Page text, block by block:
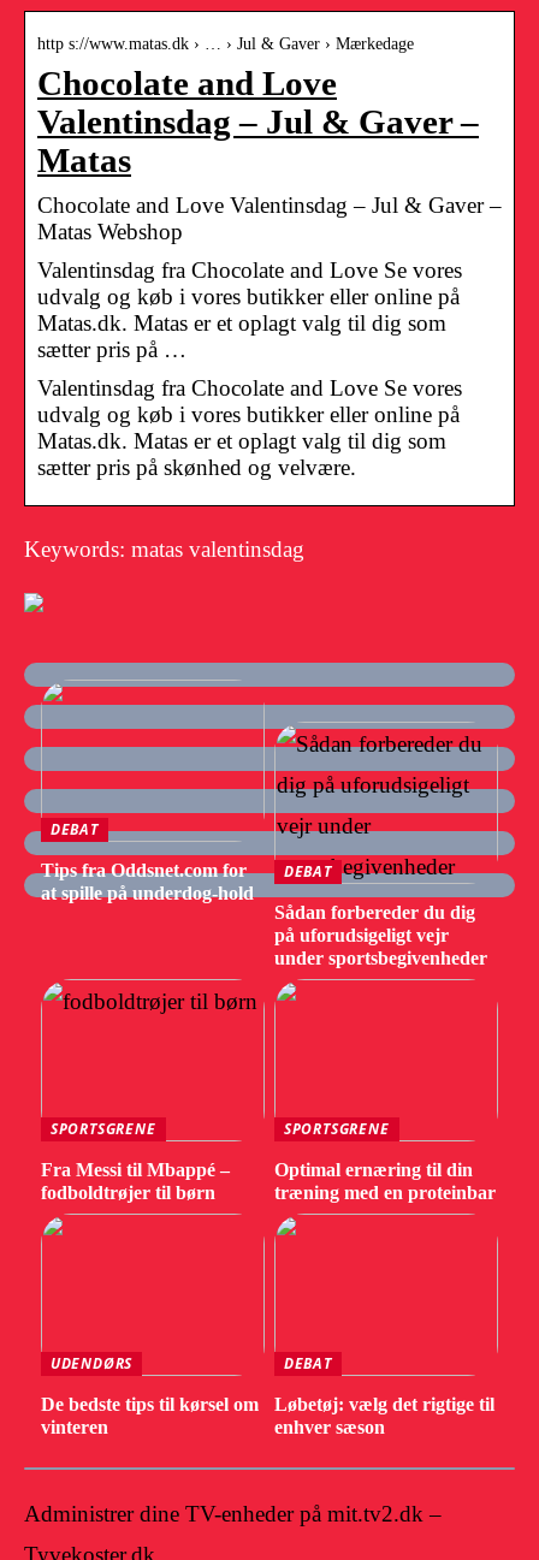
http s://www.matas.dk › … › Jul & Gaver › Mærkedage
Chocolate and Love
Valentinsdag – Jul & Gaver –
Matas
Chocolate and Love Valentinsdag – Jul & Gaver –
Matas Webshop
Valentinsdag fra Chocolate and Love Se vores
udvalg og køb i vores butikker eller online på
Matas.dk. Matas er et oplagt valg til dig som
sætter pris på …
Valentinsdag fra Chocolate and Love Se vores
udvalg og køb i vores butikker eller online på
Matas.dk. Matas er et oplagt valg til dig som
sætter pris på skønhed og velvære.
Keywords: matas valentinsdag
DEBAT
Tips fra Oddsnet.com for
at spille på underdog-hold
DEBAT
Sådan forbereder du dig
på uforudsigeligt vejr
under sportsbegivenheder
SPORTSGRENE
Fra Messi til Mbappé –
fodboldtrøjer til børn
SPORTSGRENE
Optimal ernæring til din
træning med en proteinbar
UDENDØRS
De bedste tips til kørsel om
vinteren
DEBAT
Løbetøj: vælg det rigtige til
enhver sæson
Administrer dine TV-enheder på mit.tv2.dk –
Tyvekoster.dk